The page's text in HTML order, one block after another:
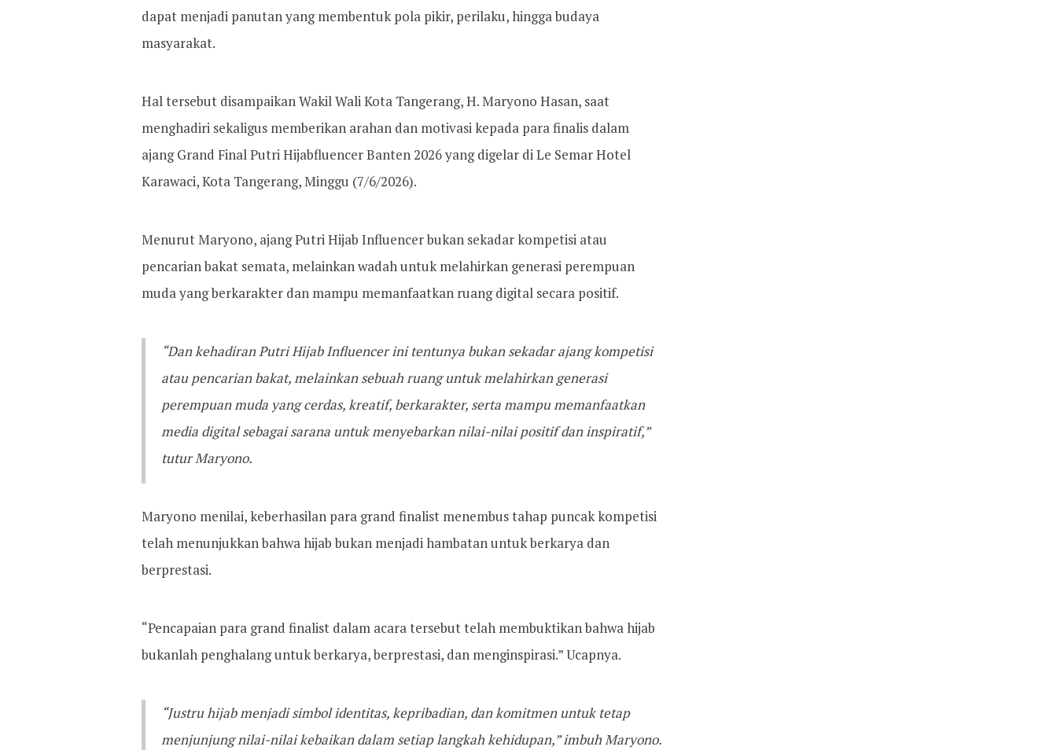
dapat menjadi panutan yang membentuk pola pikir, perilaku, hingga budaya
masyarakat.
Hal tersebut disampaikan Wakil Wali Kota Tangerang, H. Maryono Hasan, saat
menghadiri sekaligus memberikan arahan dan motivasi kepada para finalis dalam
ajang Grand Final Putri Hijabfluencer Banten 2026 yang digelar di Le Semar Hotel
Karawaci, Kota Tangerang, Minggu (7/6/2026).
Menurut Maryono, ajang Putri Hijab Influencer bukan sekadar kompetisi atau
pencarian bakat semata, melainkan wadah untuk melahirkan generasi perempuan
muda yang berkarakter dan mampu memanfaatkan ruang digital secara positif.
“Dan kehadiran Putri Hijab Influencer ini tentunya bukan sekadar ajang kompetisi
atau pencarian bakat, melainkan sebuah ruang untuk melahirkan generasi
perempuan muda yang cerdas, kreatif, berkarakter, serta mampu memanfaatkan
media digital sebagai sarana untuk menyebarkan nilai-nilai positif dan inspiratif,”
tutur Maryono.
Maryono menilai, keberhasilan para grand finalist menembus tahap puncak kompetisi
telah menunjukkan bahwa hijab bukan menjadi hambatan untuk berkarya dan
berprestasi.
“Pencapaian para grand finalist dalam acara tersebut telah membuktikan bahwa hijab
bukanlah penghalang untuk berkarya, berprestasi, dan menginspirasi.” Ucapnya.
“Justru hijab menjadi simbol identitas, kepribadian, dan komitmen untuk tetap
menjunjung nilai-nilai kebaikan dalam setiap langkah kehidupan,” imbuh Maryono.